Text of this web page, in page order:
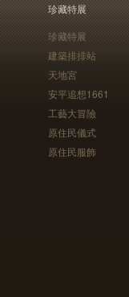
珍藏特展
珍藏特展
建築排排站
天地宮
安平追想1661
工藝大冒險
原住民儀式
原住民服飾